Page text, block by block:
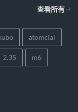
查看所有
atomcial
2.35 m6